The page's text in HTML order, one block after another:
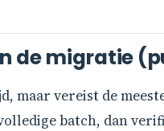
de migratie
maar vereist de
batch, dan